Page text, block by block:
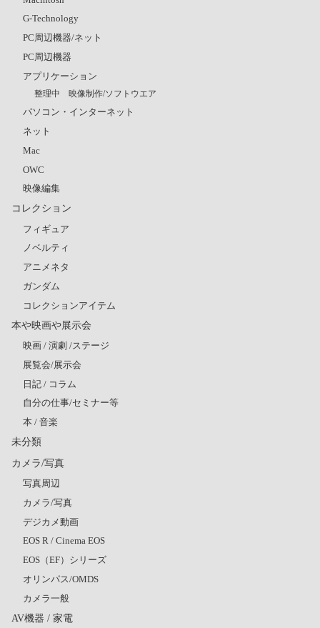
G-Technology
PC周辺機器/ネット
PC周辺機器
アプリケーション
整理中 映像制作/ソフトウエア
パソコン・インターネット
ネット
Mac
OWC
映像編集
コレクション
フィギュア
ノベルティ
アニメネタ
ガンダム
コレクションアイテム
本や映画や展示会
映画 / 演劇 /ステージ
展覧会/展示会
日記 / コラム
自分の仕事/セミナー等
本 / 音楽
未分類
カメラ/写真
写真周辺
カメラ/写真
デジカメ動画
EOS R / Cinema EOS
EOS（EF）シリーズ
オリンパス/OMDS
カメラ一般
AV機器 / 家電